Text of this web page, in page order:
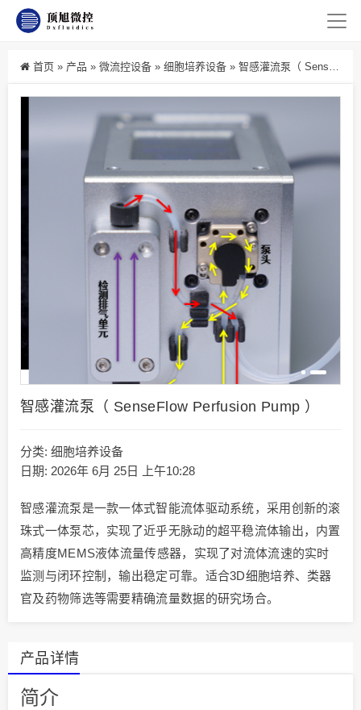
首页 » 产品 » 微流控设备 » 细胞培养设备 » 智感灌流泵（ SenseFlow Perfusion Pump ）
智感灌流泵（ SenseFlow Perfusion Pump ）
分类: 细胞培养设备
日期: 2026年 6月 25日 上午10:28
智感灌流泵是一款一体式智能流体驱动系统，采用创新的滚
珠式一体泵芯，实现了近乎无脉动的超平稳流体输出，内置
高精度MEMS液体流量传感器，实现了对流体流速的实时
监测与闭环控制，输出稳定可靠。适合3D细胞培养、类器
官及药物筛选等需要精确流量数据的研究场合。
产品详情
简介